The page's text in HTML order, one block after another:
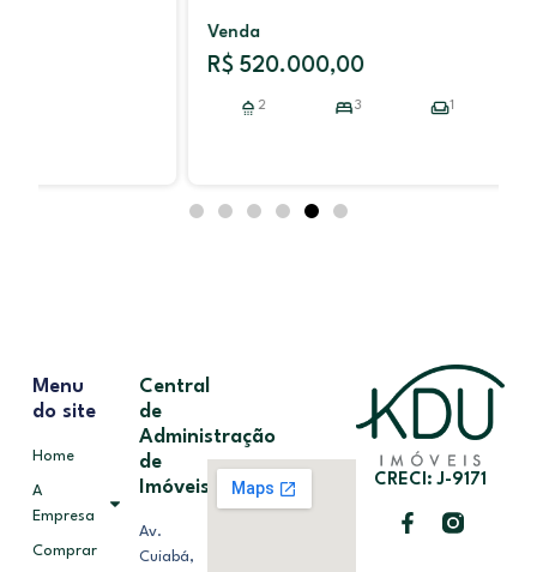
R$ 520.000,00
CRECI: J-9171
Menu
do site
Home
A
Empresa
Comprar
Central
de
Administração
de
Imóveis
Av.
Cuiabá,